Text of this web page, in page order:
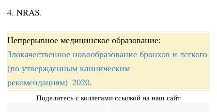
4. NRAS.
Непрерывное медицинское образование:
Злокачественное новообразование бронхов и легкого
(по утвержденным клиническим
рекомендациям)_2020.
Поделитесь с коллегами ссылкой на наш сайт